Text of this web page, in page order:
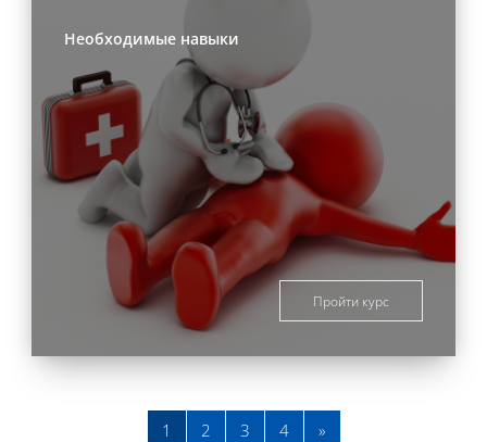
Необходимые навыки
Пройти курс
1 Страница 1
2 Страница 2
3Страница 3
4Страница 4
»Следующая